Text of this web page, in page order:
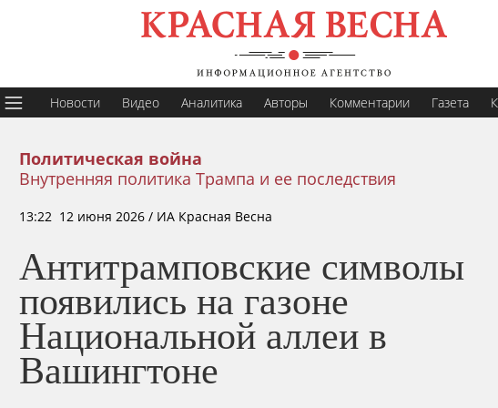
Новости Видео Аналитика Авторы Комментарии Газета
Политическая война
Внутренняя политика Трампа и ее последствия
13:22 12 июня 2026 / ИА Красная Весна
Антитрамповские символы
появились на газоне
Национальной аллеи в
Вашингтоне